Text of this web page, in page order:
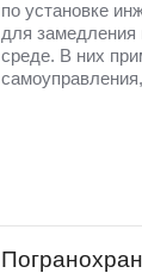
по установке
для замедления
среде. В них